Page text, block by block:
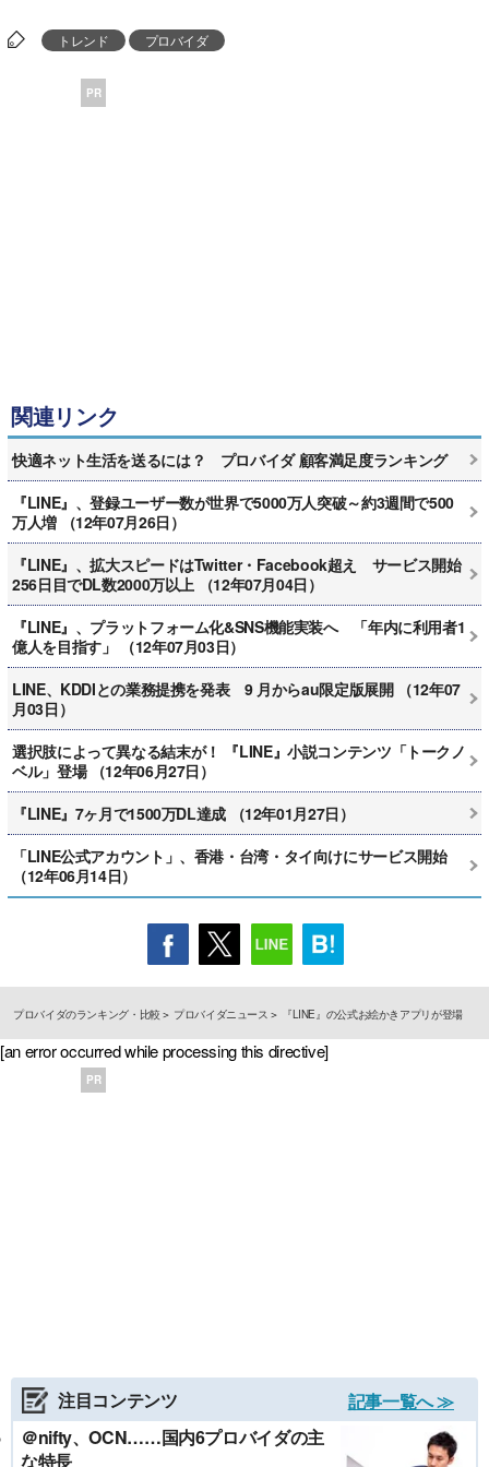
トレンド プロバイダ
PR
関連リンク
快適ネット生活を送るには？ プロバイダ 顧客満足度ランキング
『LINE』、登録ユーザー数が世界で5000万人突破～約3週間で500
万人増 （12年07月26日）
『LINE』、拡大スピードはTwitter・Facebook超え サービス開始
256日目でDL数2000万以上 （12年07月04日）
『LINE』、プラットフォーム化&SNS機能実装へ 「年内に利用者1
億人を目指す」 （12年07月03日）
LINE、KDDIとの業務提携を発表 9 月からau限定版展開 （12年07
月03日）
選択肢によって異なる結末が！ 『LINE』小説コンテンツ「トークノ
ベル」登場 （12年06月27日）
『LINE』7ヶ月で1500万DL達成 （12年01月27日）
「LINE公式アカウント」、香港・台湾・タイ向けにサービス開始
（12年06月14日）
プロバイダのランキング・比較 プロバイダニュース 『LINE』の公式お絵かきアプリが登場
[an error occurred while processing this directive]
PR
注目コンテンツ
記事一覧へ ≫
＠nifty、OCN……国内6プロバイダの主
な特長